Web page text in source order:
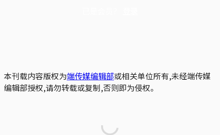
本刊载内容版权为端传媒编辑部或相关单位所有,未经端传媒
编辑部授权,请勿转载或复制,否则即为侵权。